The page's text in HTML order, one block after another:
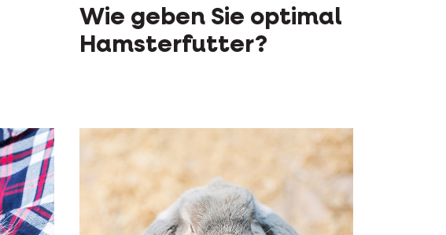
Wie geben Sie optimal
Hamsterfutter?